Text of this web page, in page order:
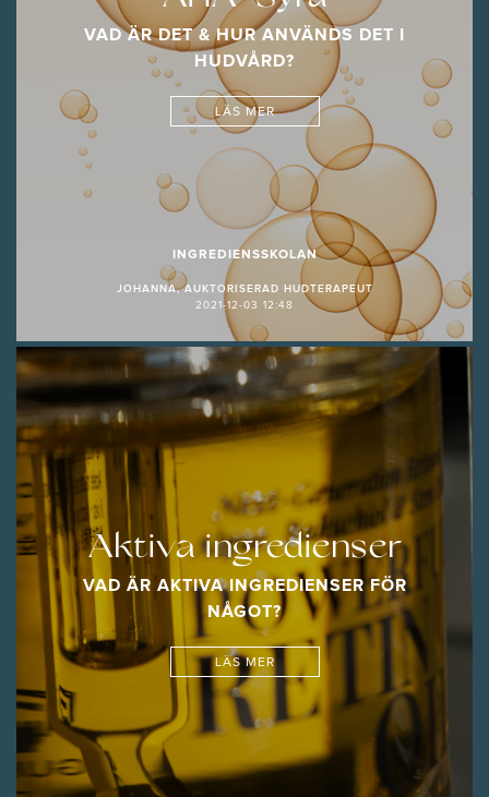
VAD ÄR DET & HUR ANVÄNDS DET I
HUDVÅRD?
LÄS MER
INGREDIENSSKOLAN
JOHANNA, AUKTORISERAD HUDTERAPEUT
2021-12-03 12:48
Aktiva ingredienser
VAD ÄR AKTIVA INGREDIENSER FÖR
NÅGOT?
LÄS MER